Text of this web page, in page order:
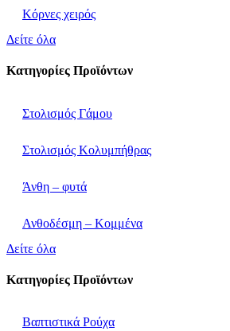
Κόρνες χειρός
Δείτε όλα
Κατηγορίες Προϊόντων
Στολισμός Γάμου
Στολισμός Κολυμπήθρας
Άνθη – φυτά
Ανθοδέσμη – Κομμένα
Δείτε όλα
Κατηγορίες Προϊόντων
Βαπτιστικά Ρούχα